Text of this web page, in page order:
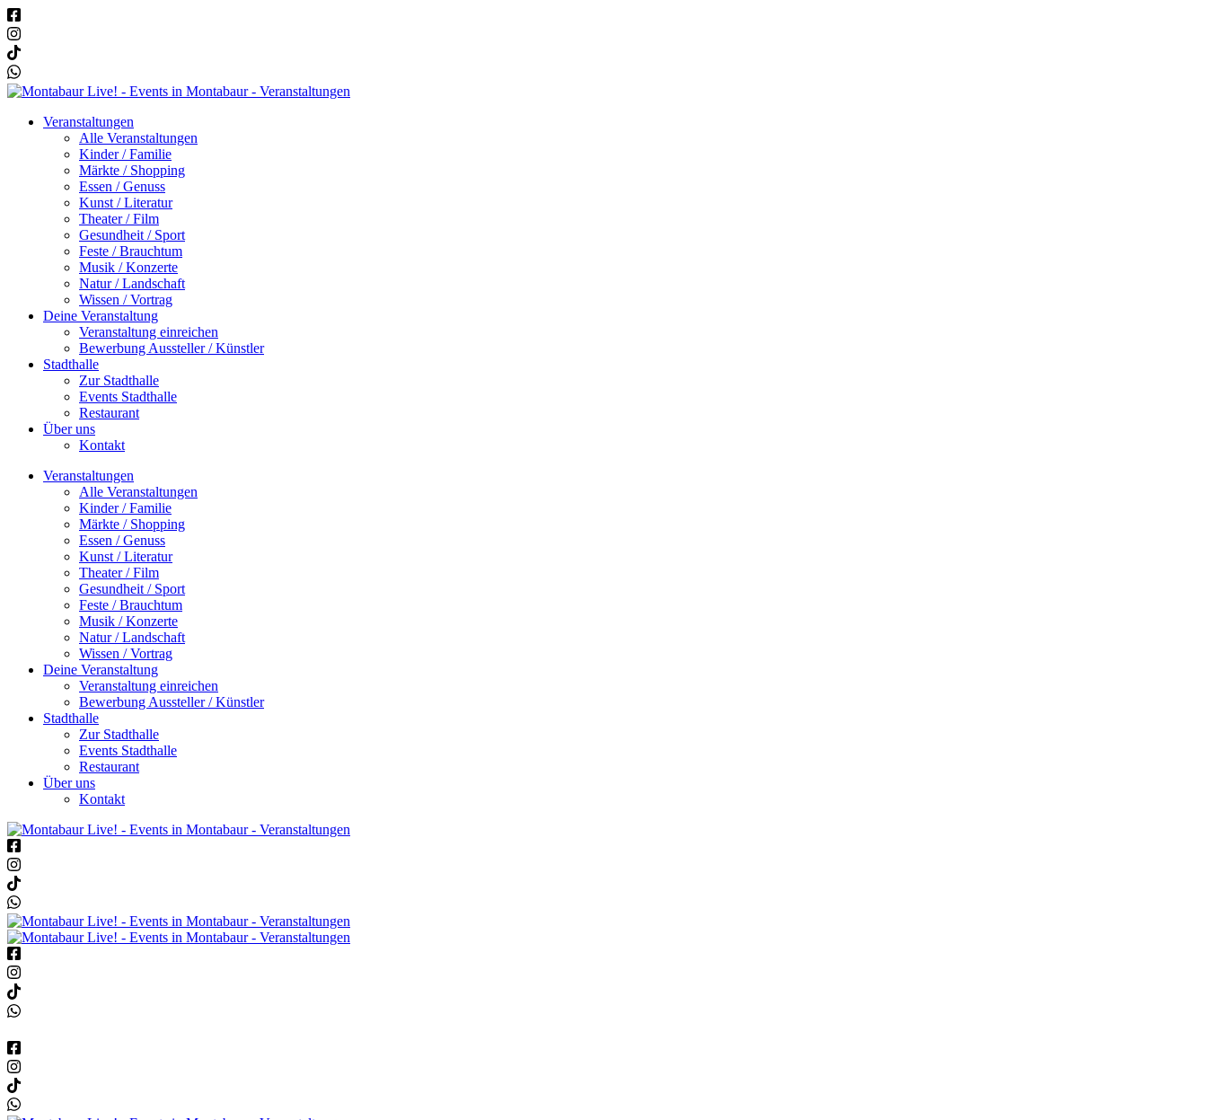
Veranstaltungen
Alle Veranstaltungen
Kinder / Familie
Märkte / Shopping
Essen / Genuss
Kunst / Literatur
Theater / Film
Gesundheit / Sport
Feste / Brauchtum
Musik / Konzerte
Natur / Landschaft
Wissen / Vortrag
Deine Veranstaltung
Veranstaltung einreichen
Bewerbung Aussteller / Künstler
Stadthalle
Zur Stadthalle
Events Stadthalle
Restaurant
Über uns
Kontakt
Veranstaltungen
Alle Veranstaltungen
Kinder / Familie
Märkte / Shopping
Essen / Genuss
Kunst / Literatur
Theater / Film
Gesundheit / Sport
Feste / Brauchtum
Musik / Konzerte
Natur / Landschaft
Wissen / Vortrag
Deine Veranstaltung
Veranstaltung einreichen
Bewerbung Aussteller / Künstler
Stadthalle
Zur Stadthalle
Events Stadthalle
Restaurant
Über uns
Kontakt